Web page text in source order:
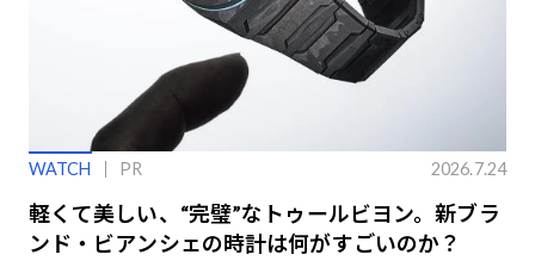
WATCH PR 2026.7.24
軽くて美しい、“完璧”なトゥールビヨン。新ブラ
ンド・ビアンシェの時計は何がすごいのか？